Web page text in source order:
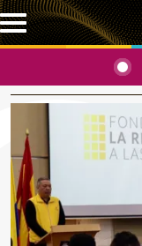
Pasar al contenido